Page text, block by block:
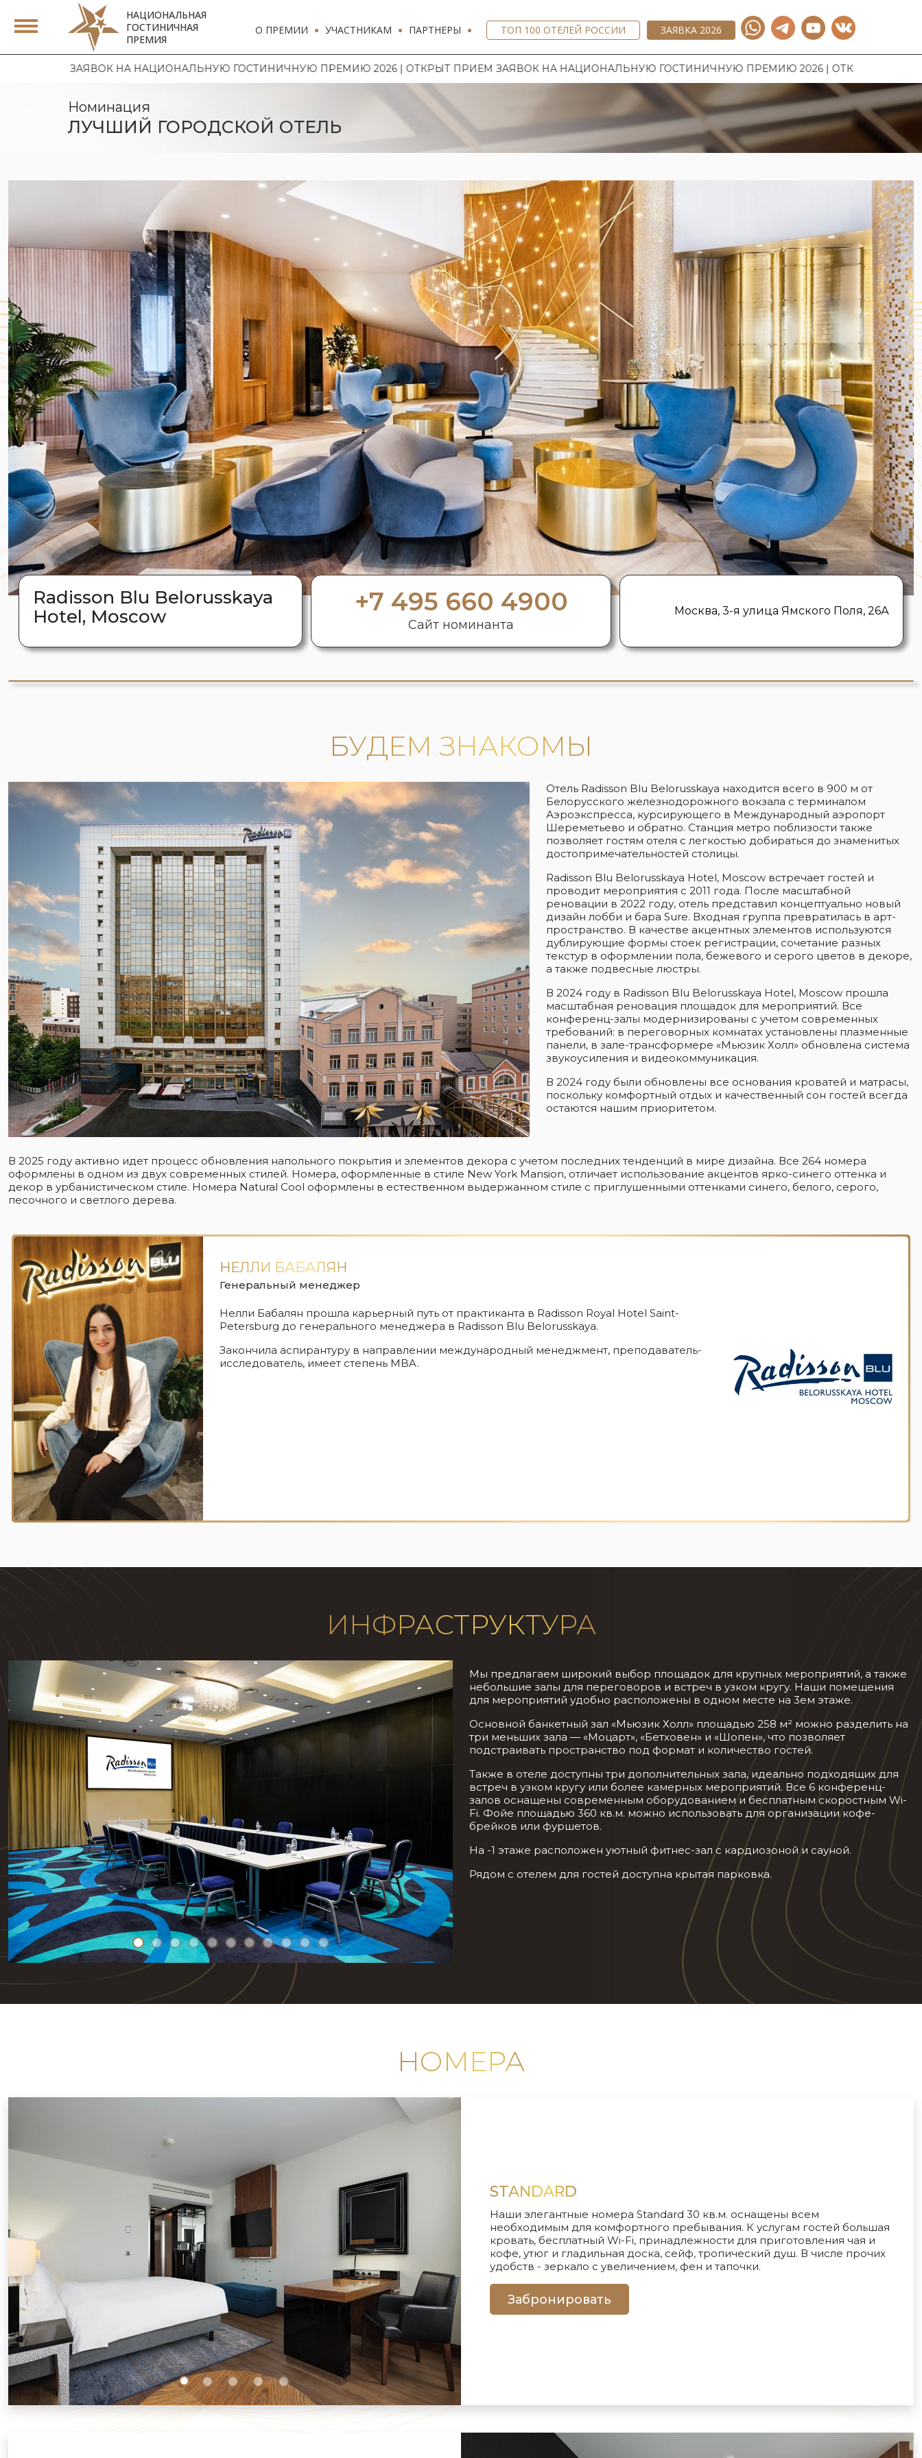
НАЦИОНАЛЬНАЯ
ГОСТИНИЧНАЯ
ПРЕМИЯ
О ПРЕМИИ УЧАСТНИКАМ ПАРТНЕРЫ ТОП 100 ОТЕЛЕЙ РОССИИ ЗАЯВКА 2026
НА НАЦИОНАЛЬНУЮ ГОСТИНИЧНУЮ ПРЕМИЮ 2026 | ОТКРЫТ ПРИЕМ ЗАЯВОК НА НАЦИОНАЛЬНУЮ ГОСТИНИЧНУЮ ПРЕМИЮ 2026 | ОТКРЫТ ПРИЕМ ЗАЯВОК НА
Номинация
ЛУЧШИЙ ГОРОДСКОЙ ОТЕЛЬ
Radisson Blu Belorusskaya
Hotel, Moscow
+7 495 660 4900
Сайт номинанта
Москва, 3-я улица Ямского Поля, 26А
БУДЕМ ЗНАКОМЫ
Отель Radisson Blu Belorusskaya находится всего в 900 м от
Белорусского железнодорожного вокзала с терминалом
Аэроэкспресса, курсирующего в Международный аэропорт
Шереметьево и обратно. Станция метро поблизости также
позволяет гостям отеля с легкостью добираться до знаменитых
достопримечательностей столицы.
Radisson Blu Belorusskaya Hotel, Moscow встречает гостей и
проводит мероприятия с 2011 года. После масштабной
реновации в 2022 году, отель представил концептуально новый
дизайн лобби и бара Sure. Входная группа превратилась в арт-
пространство. В качестве акцентных элементов используются
дублирующие формы стоек регистрации, сочетание разных
текстур в оформлении пола, бежевого и серого цветов в декоре,
а также подвесные люстры.
В 2024 году в Radisson Blu Belorusskaya Hotel, Moscow прошла
масштабная реновация площадок для мероприятий. Все
конференц-залы модернизированы с учетом современных
требований: в переговорных комнатах установлены плазменные
панели, в зале-трансформере «Мьюзик Холл» обновлена система
звукоусиления и видеокоммуникация.
В 2024 году были обновлены все основания кроватей и матрасы,
поскольку комфортный отдых и качественный сон гостей всегда
остаются нашим приоритетом.
В 2025 году активно идет процесс обновления напольного покрытия и элементов декора с учетом последних тенденций в мире дизайна. Все 264 номера
оформлены в одном из двух современных стилей. Номера, оформленные в стиле New York Mansion, отличает использование акцентов ярко-синего оттенка и
декор в урбанистическом стиле. Номера Natural Cool оформлены в естественном выдержанном стиле с приглушенными оттенками синего, белого, серого,
песочного и светлого дерева.
НЕЛЛИ БАБАЛЯН
Генеральный менеджер
Нелли Бабалян прошла карьерный путь от практиканта в Radisson Royal Hotel Saint-
Petersburg до генерального менеджера в Radisson Blu Belorusskaya.
Закончила аспирантуру в направлении международный менеджмент, преподаватель-
исследователь, имеет степень MBA.
ИНФРАСТРУКТУРА
Мы предлагаем широкий выбор площадок для крупных мероприятий, а также
небольшие залы для переговоров и встреч в узком кругу. Наши помещения
для мероприятий удобно расположены в одном месте на 3ем этаже.
Основной банкетный зал «Мьюзик Холл» площадью 258 м² можно разделить на
три меньших зала — «Моцарт», «Бетховен» и «Шопен», что позволяет
подстраивать пространство под формат и количество гостей.
Также в отеле доступны три дополнительных зала, идеально подходящих для
встреч в узком кругу или более камерных мероприятий. Все 6 конференц-
залов оснащены современным оборудованием и бесплатным скоростным Wi-
Fi. Фойе площадью 360 кв.м. можно использовать для организации кофе-
брейков или фуршетов.
На -1 этаже расположен уютный фитнес-зал с кардиозоной и сауной.
Рядом с отелем для гостей доступна крытая парковка.
НОМЕРА
STANDARD
Наши элегантные номера Standard 30 кв.м. оснащены всем
необходимым для комфортного пребывания. К услугам гостей большая
кровать, бесплатный Wi-Fi, принадлежности для приготовления чая и
кофе, утюг и гладильная доска, сейф, тропический душ. В числе прочих
удобств - зеркало с увеличением, фен и тапочки.
Забронировать